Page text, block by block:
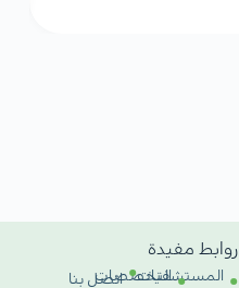
روابط مفيدة
المستشفياتالتخصصاتاتصل بنا